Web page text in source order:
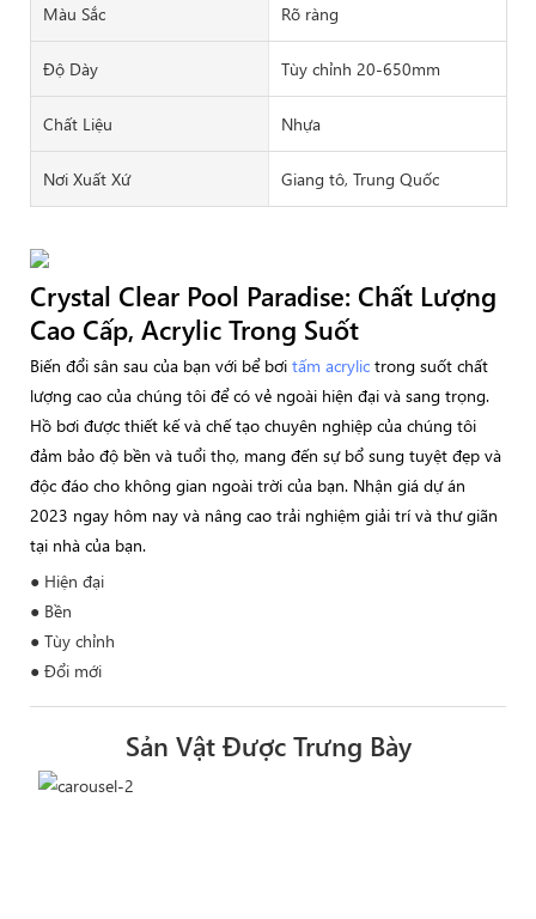
Màu Sắc Rõ ràng
Độ Dày Tùy chỉnh 20-650mm
Chất Liệu Nhựa
Nơi Xuất Xứ Giang tô, Trung Quốc
Crystal Clear Pool Paradise: Chất Lượng
Cao Cấp, Acrylic Trong Suốt
Biến đổi sân sau của bạn với bể bơi tấm acrylic trong suốt chất
lượng cao của chúng tôi để có vẻ ngoài hiện đại và sang trọng.
Hồ bơi được thiết kế và chế tạo chuyên nghiệp của chúng tôi
đảm bảo độ bền và tuổi thọ, mang đến sự bổ sung tuyệt đẹp và
độc đáo cho không gian ngoài trời của bạn. Nhận giá dự án
2023 ngay hôm nay và nâng cao trải nghiệm giải trí và thư giãn
tại nhà của bạn.
● Hiện đại
● Bền
● Tùy chỉnh
● Đổi mới
Sản Vật Được Trưng Bày